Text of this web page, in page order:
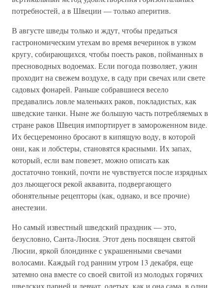
потребностей, а в Швеции — только аперитив.
В августе шведы только и ждут, чтобы предаться
гастрономическим утехам во время вечеринок в узком
кругу, собирающихся, чтобы поесть раков, пойманных в
пресноводных водоемах. Если погода позволяет, ужин
проходит на свежем воздухе, в саду при свечах или свете
садовых фонарей. Раньше собравшиеся весело
предавались ловле маленьких раков, покладистых, как
шведские танки. Ныне же большую часть потребляемых в
стране раков Швеция импортирует в замороженном виде.
Их бесцеремонно бросают в кипящую воду, в которой
они, как и лобстеры, становятся красными. Их запах,
который, если вам повезет, можно описать как
достаточно тонкий, почти не чувствуется после изрядных
доз льющегося рекой аквавита, подвергающего
обонятельные рецепторы (как, однако, и все прочие)
анестезии.
Но самый известный шведский праздник — это,
безусловно, Санта-Люсия. Этот день посвящен святой
Люсии, яркой блондинке с украшенными свечами
волосами. Каждый год ранним утром 13 декабря, еще
затемно она вместе со своей свитой из молодых горячих
шведских парней и девчат, одетых, как и она сама, в одни